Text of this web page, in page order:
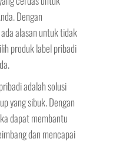
Dengan
alasan untuk tidak
produk label pribadi
adalah solusi
yang sibuk. Dengan
dapat membantu
dan mencapai